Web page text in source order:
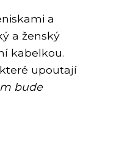
a
a ženský
kabelkou.
upoutají
bude